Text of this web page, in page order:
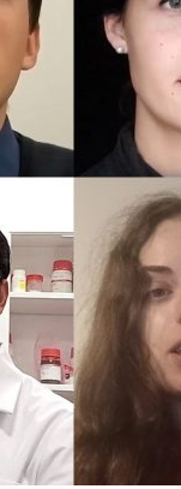
Incarichi e
Quando la robotica